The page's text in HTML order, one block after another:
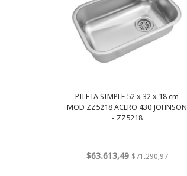
PILETA SIMPLE 52 x 32 x 18 cm
MOD ZZ5218 ACERO 430 JOHNSON
- ZZ5218
$63.613,49 $71.290,97